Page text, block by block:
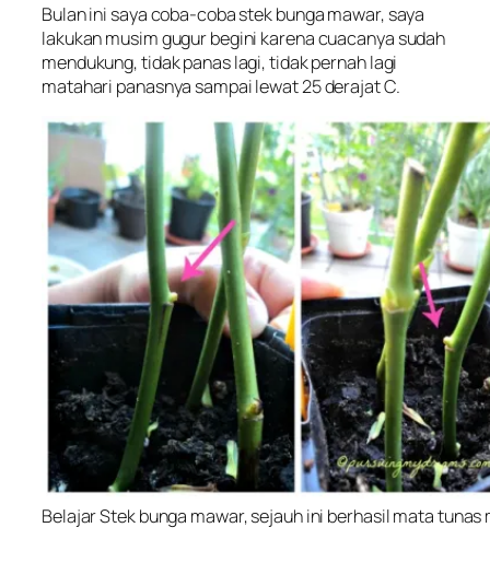
Bulan ini saya coba-coba stek bunga mawar, saya
lakukan musim gugur begini karena cuacanya sudah
mendukung, tidak panas lagi, tidak pernah lagi
matahari panasnya sampai lewat 25 derajat C.
Belajar Stek bunga mawar, sejauh ini berhasil mata